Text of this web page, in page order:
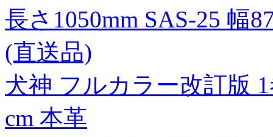
長さ1050mm SAS-25 幅
(直送品)
犬神 フルカラー改訂版
cm 本革